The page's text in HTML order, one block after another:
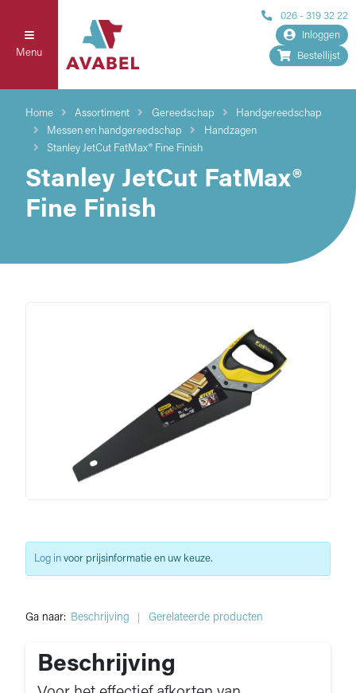
Menu
026 - 319 32 22
Inloggen
Bestellijst
Home Assortiment Gereedschap
Handgereedschap
Messen en handgereedschap
Handzagen
Stanley JetCut FatMax® Fine Finish
Stanley JetCut FatMax®
Fine Finish
Ga naar: Beschrijving Gerelateerde producten
Beschrijving
Log in voor prijsinformatie en uw keuze.